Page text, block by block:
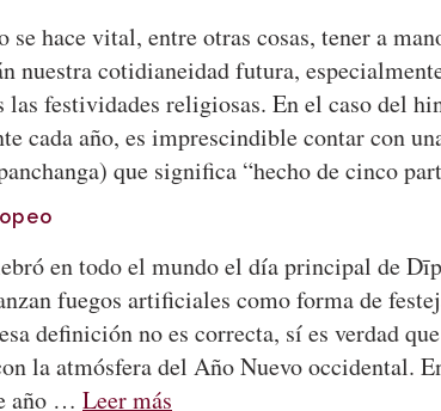
hace vital, entre otras cosas, tener a
nuestra cotidianeidad futura,
festividades religiosas. En el caso del
cada año, es imprescindible contar con
que significa “hecho de cinco
en todo el mundo el día principal de
fuegos artificiales como forma de
definición no es correcta, sí es verdad
la atmósfera del Año Nuevo occidental.
año … Leer más